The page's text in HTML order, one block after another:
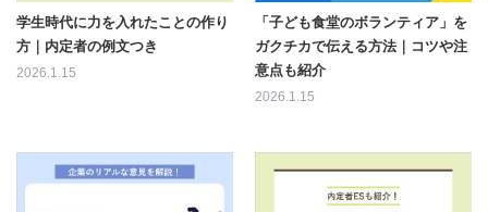
学生時代に力を入れたことの作り
方｜内定者の例文つき
2026.1.15
「子ども食堂のボランティア」を
ガクチカで伝える方法｜コツや注
意点も紹介
2026.1.15